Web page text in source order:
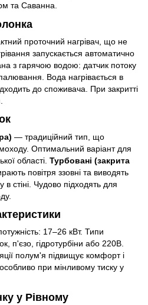
та Саванна.
проточний нагрівач, що не
запускається автоматично
з гарячою водою: датчик потоку
Вода нагрівається в
до споживача. При закритті
— традиційний тип, що
Оптимальний варіант для
області. Турбовані (закрита
повітря ззовні та виводять
в стіні. Чудово підходять для
17–26 кВт. Типи
п'єзо, гідротурбіни або 220В.
полум'я підвищує комфорт і
при мінливому тиску у
у Рівному